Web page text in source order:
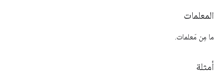
المعلمات
ما مِن مَعلمات.
أمثلة